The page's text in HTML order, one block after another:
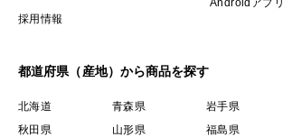
採用情報
都道府県（産地）から商品を探す
北海道 青森県 岩手県
秋田県
山形県 福島県